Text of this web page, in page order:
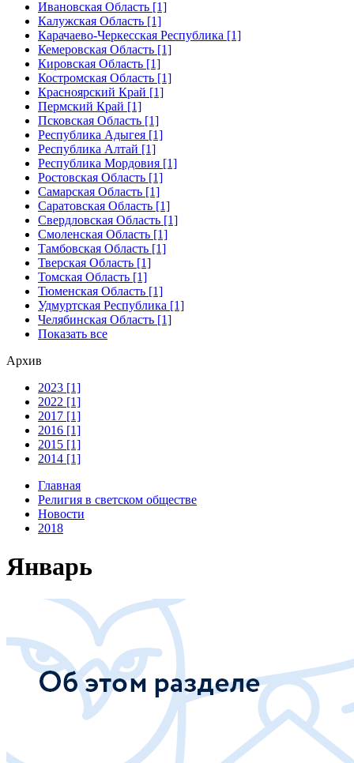
Ивановская Область [1]
Калужская Область [1]
Карачаево-Черкесская Республика [1]
Кемеровская Область [1]
Кировская Область [1]
Костромская Область [1]
Красноярский Край [1]
Пермский Край [1]
Псковская Область [1]
Республика Адыгея [1]
Республика Алтай [1]
Республика Мордовия [1]
Ростовская Область [1]
Самарская Область [1]
Саратовская Область [1]
Свердловская Область [1]
Смоленская Область [1]
Тамбовская Область [1]
Тверская Область [1]
Томская Область [1]
Тюменская Область [1]
Удмуртская Республика [1]
Челябинская Область [1]
Показать все
Архив
2023 [1]
2022 [1]
2017 [1]
2016 [1]
2015 [1]
2014 [1]
Главная
Религия в светском обществе
Новости
2018
Январь